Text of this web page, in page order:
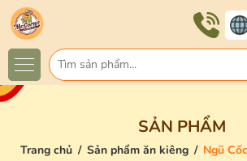
SẢN PHẨM
Trang chủ / Sản phẩm ăn kiêng / Ngũ